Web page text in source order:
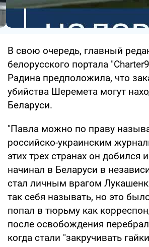
В свою очередь, главный
белорусского портала
Радина предположила, что
убийства Шеремета могут
Беларуси.
"Павла можно по праву
российско-украинским
этих трех странах он добился
начинал в Беларуси в
стал личным врагом
так себя называть, но это
попал в тюрьму как
после освобождения
когда стали "закручивать